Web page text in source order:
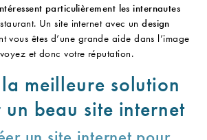
particulièrement les internautes
Un site internet avec undesign
vous êtes d’une grande aide dans l’image
et donc votre réputation.
meilleure solution
beau site internet